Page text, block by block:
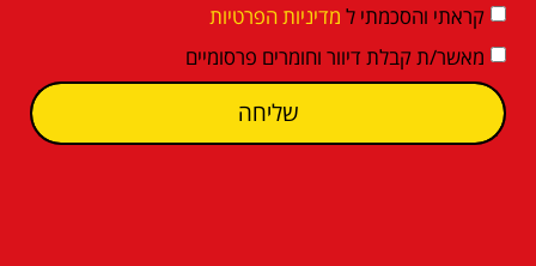
קראתי והסכמתי ל מדיניות הפרטיות
מאשר/ת קבלת דיוור וחומרים פרסומיים
שליחה